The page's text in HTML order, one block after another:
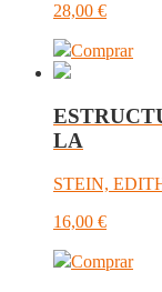
28,00 €
Comprar
LA
STEIN,
16,00 €
Comprar